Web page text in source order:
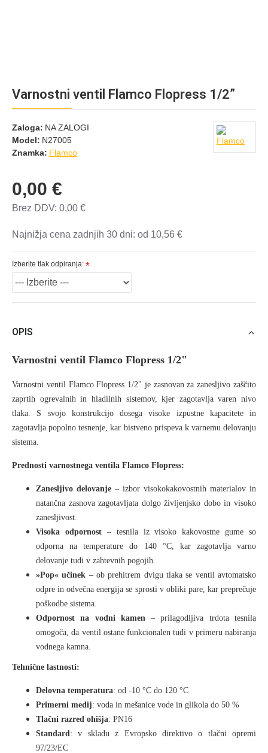
Varnostni ventil Flamco Flopress 1/2”
Zaloga: NA ZALOGI
Model: N27005
Znamka: Flamco
0,00 €
Brez DDV: 0,00 €
Najnižja cena zadnjih 30 dni: od 10,56 €
Izberite tlak odpiranja:
OPIS
Varnostni ventil Flamco Flopress 1/2"
Varnostni ventil Flamco Flopress 1/2" je zasnovan za zanesljivo zaščito
zaprtih ogrevalnih in hladilnih sistemov, kjer zagotavlja varen nivo
tlaka. S svojo konstrukcijo dosega visoke izpustne kapacitete in
zagotavlja popolno tesnenje, kar bistveno prispeva k varnemu delovanju
sistema.
Prednosti varnostnega ventila Flamco Flopress:
Zanesljivo delovanje – izbor visokokakovostnih materialov in
natančna zasnova zagotavljata dolgo življenjsko dobo in visoko
zanesljivost.
Visoka odpornost
– tesnila iz visoko kakovostne gume so
odporna na temperature do 140 °C, kar zagotavlja varno
delovanje tudi v zahtevnih pogojih.
»Pop« učinek – ob prehitrem dvigu tlaka se ventil avtomatsko
odpre in odvečna energija se sprosti v obliki pare, kar preprečuje
poškodbe sistema.
Odpornost na vodni kamen
– prilagodljiva trdota tesnila
omogoča, da ventil ostane funkcionalen tudi v primeru nabiranja
vodnega kamna.
Tehnične lastnosti:
Delovna temperatura: od -10 °C do 120 °C
Primerni medij: voda in mešanice vode in glikola do 50 %
Tlačni razred ohišja: PN16
Standard: v skladu z Evropsko direktivo o tlačni opremi
97/23/EC